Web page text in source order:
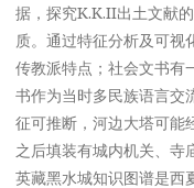
据，探究K.K.II出土文献
质。通过特征分析及可视
传教派特点；社会文书有
书作为当时多民族语言交
征可推断，河边大塔可能
之后填装有城内机关、寺
英藏黑水城知识图谱是西